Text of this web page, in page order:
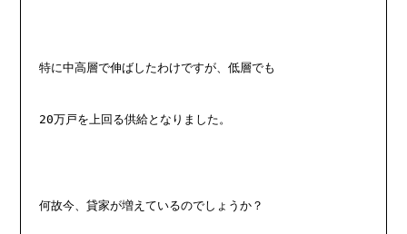
特に中高層で伸ばしたわけですが、低層でも
20万戸を上回る供給となりました。
何故今、貸家が増えているのでしょうか？